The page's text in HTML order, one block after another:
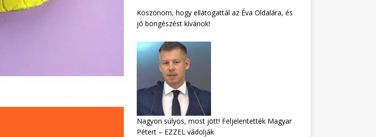
Köszönöm, hogy ellátogattál az Éva Oldalára, és
jó böngészést kívánok!
Nagyon súlyos, most jött! Feljelentették Magyar
Pétert – EZZEL vádolják